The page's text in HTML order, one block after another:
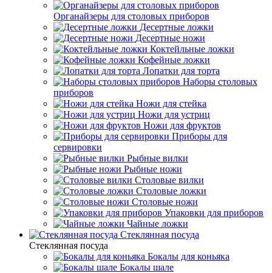
Органайзеры для столовых приборов
Десертные ложки
Десертные ножи
Коктейльные ложки
Кофейные ложки
Лопатки для торта
Наборы столовых
приборов
Ножи для стейка
Ножи для устриц
Ножи для фруктов
Приборы для
сервировки
Рыбные вилки
Рыбные ножи
Столовые вилки
Столовые ложки
Столовые ножи
Упаковки для приборов
Чайные ложки
Стеклянная посуда
Стеклянная посуда
Бокалы для коньяка
Бокалы шале